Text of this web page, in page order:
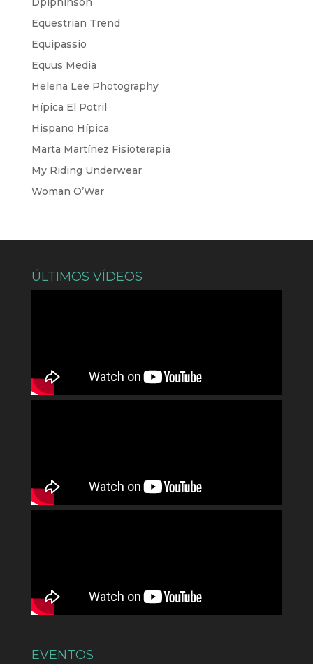
Equestrian Trend
Equipassio
Equus Media
Helena Lee Photography
Hípica El Potril
Hispano Hípica
Marta Martínez Fisioterapia
My Riding Underwear
Woman O’War
ÚLTIMOS VÍDEOS
EVENTOS